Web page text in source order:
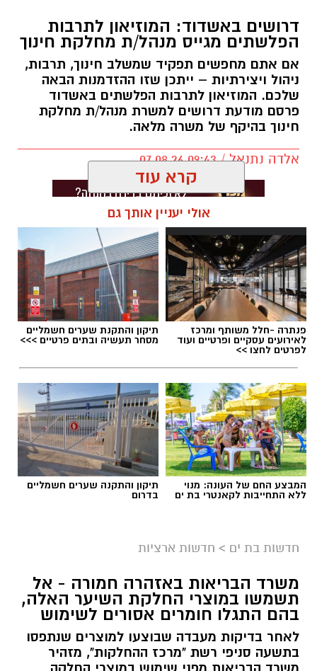
דרושים באשדוד: המוזיאון לתרבות
הפלשתים מגייס מנהל/ת מחלקת חינוך
אם אתם מחפשים תפקיד שמשלב חינוך, תרבות,
ניהול ויצירתיות – ייתכן שזו ההזדמנות הבאה
שלכם. המוזיאון לתרבות הפלשתים באשדוד
פרסם מודעת דרושים למשרת מנהל/ת מחלקת
חינוך בהיקף של משרה מלאה.
אלדה נתנאל / 09:43 07.08.26
תגים:דרושים באשדוד
במסגרת התפקיד יידרש המועמד להוביל את תחום
מקצועי, לפתח תוכניות חינוכיות, ליצור אירועי תוכן
ופרויקטים ייחודיים ולעבוד מול קהלים מגוונים, תוך
חיבור בין עולם התרבות, החינוך והקהילה.
בין דרישות התפקיד:
קרא עוד
אולי יעניין אותך גם
פנתרה -חלל משותף ומרכז
לאירועים עסקיים ופרטיים ועוד
לפרטים לחצו >>
תיקון והתקנת שערים חשמליים
מסחר תעשיה ובתים פרטיים >>>
המבצע החם של העונה: מנוי
ללא התחייבות לקאנטרי בת ים
תיקון והתקנה שערים חשמליים
בדרום
חדשות בת ים > חדשות ארציות
משרד הבריאות באזהרה חמורה - אל
תשמשו במוצרי החלקת השיער האלה,
בהם התגלו חומרים אסורים לשימוש
לאחר בדיקות מעבדה שבוצעו למוצרים שנתפסו
בתשעה סניפי רשת "מרכז ההחלקות", מזהיר